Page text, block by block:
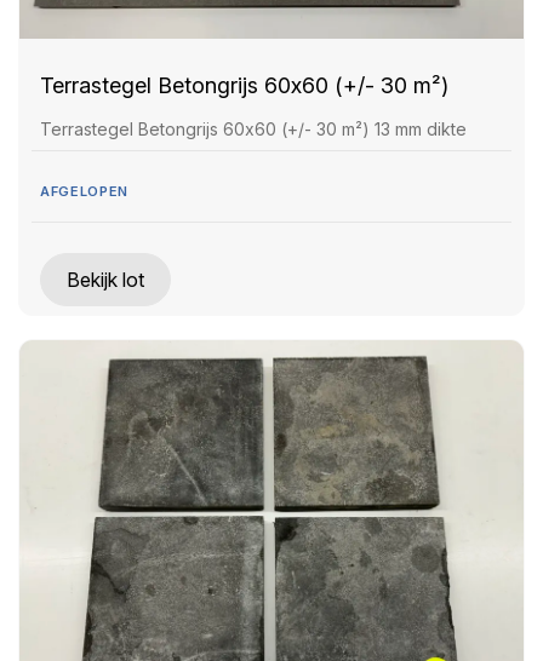
Terrastegel Betongrijs 60x60 (+/- 30 m²)
Terrastegel Betongrijs 60x60 (+/- 30 m²) 13 mm dikte
AFGELOPEN
Bekijk lot